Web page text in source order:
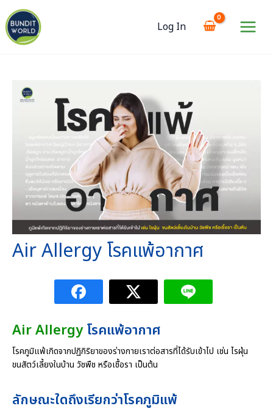
to
content
Log In
Main
Air Allergy โรคแพ้อากาศ
Air Allergyโรคแพ้อากาศ
โรคภูมิแพ้เกิดจากปฏิกิริยาของร่างกายเราต่อสารที่ได้รับเข้าไป เช่น ไรฝุ่น
ขนสัตว์เลี้ยงในบ้าน วัชพืช หรือเชื้อรา เป็นต้น
ลักษณะใดถึงเรียกว่าโรคภูมิแพ้